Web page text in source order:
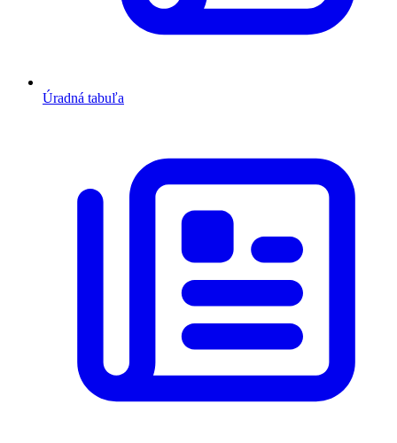
Úradná tabuľa